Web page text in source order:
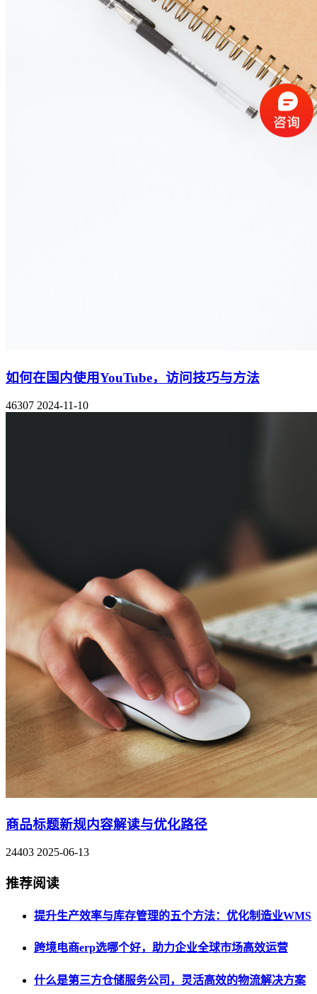
如何在国内使用YouTube，访问技巧与方法
46307 2024-11-10
商品标题新规内容解读与优化路径
24403 2025-06-13
推荐阅读
提升生产效率与库存管理的五个方法：优化制造业WMS
跨境电商erp选哪个好，助力企业全球市场高效运营
什么是第三方仓储服务公司，灵活高效的物流解决方案